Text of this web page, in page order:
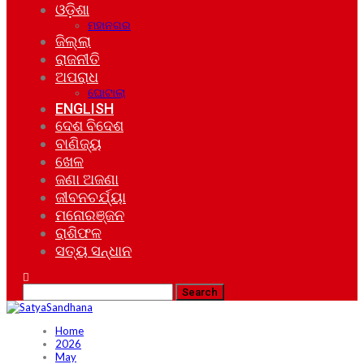
ଓଡ଼ିଶା
ମହାନଗର
ଜିଲ୍ଲା
ରାଜନୀତି
ଅପରାଧ
ଘୋଟାଲା
ENGLISH
ଦେଶ ବିଦେଶ
ବାଣିଜ୍ୟ
ଖେଳ
ଜଣା ଅଜଣା
ଜୀବନଚର୍ଯ୍ୟା
ମନୋରଞ୍ଜନ
ରାଶିଫଳ
ସତ୍ୟ ସନ୍ଧାନ
Home
2026
May